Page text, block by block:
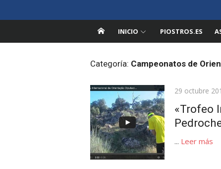
al
Pedroche en la Red
Información sobre Pedroche, Córdoba
INICIO
PIOSTROS.ES
Categoría: Campeonatos de
Publicada
29 octubre
«Trofeo
... Leer más